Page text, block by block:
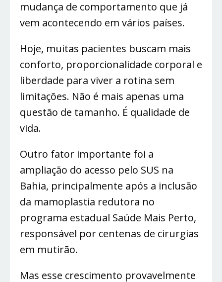
mudança de comportamento que já
vem acontecendo em vários países.
Hoje, muitas pacientes buscam mais
conforto, proporcionalidade corporal e
liberdade para viver a rotina sem
limitações. Não é mais apenas uma
questão de tamanho. É qualidade de
vida.
Outro fator importante foi a
ampliação do acesso pelo SUS na
Bahia, principalmente após a inclusão
da mamoplastia redutora no
programa estadual Saúde Mais Perto,
responsável por centenas de cirurgias
em mutirão.
Mas esse crescimento provavelmente